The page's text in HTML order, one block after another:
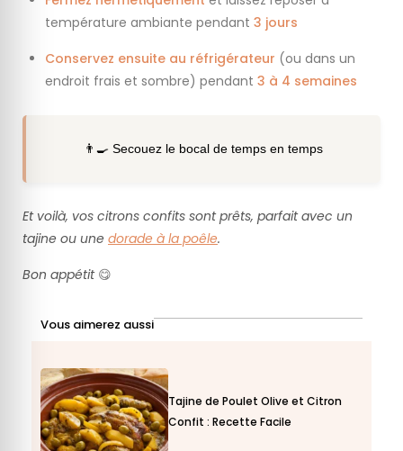
température ambiante pendant 3 jours
Conservez ensuite au réfrigérateur (ou dans un
endroit frais et sombre) pendant 3 à 4 semaines
👨‍🍳 Secouez le bocal de temps en temps
Et voilà, vos citrons confits sont prêts, parfait avec un
tajine ou une dorade à la poêle.
Bon appétit😋
Vous aimerez aussi
Tajine de Poulet Olive et Citron
Confit : Recette Facile